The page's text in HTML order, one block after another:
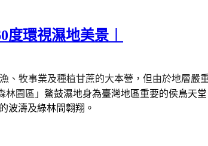
環視濕地美景︱
、牧事業及種植甘蔗的大本營，但由於地層嚴
林園區」 鰲鼓濕地身為臺灣地區重要的侯鳥天
波濤及綠林間翱翔。